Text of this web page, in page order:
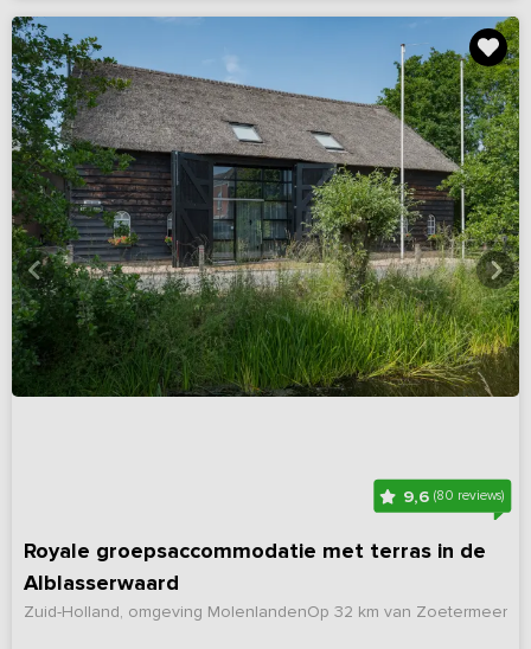
9,6 (80 reviews)
Royale groepsaccommodatie met terras in de
Alblasserwaard
Op 32 km van Zoetermeer
Zuid-Holland, omgeving Molenlanden